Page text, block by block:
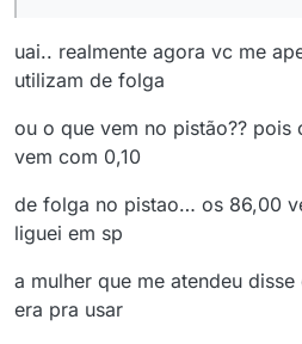
uai.. realmente agora vc me
utilizam de folga
ou o que vem no pistão?? pois
vem com 0,10
de folga no pistao… os 86,00
liguei em sp
a mulher que me atendeu
era pra usar